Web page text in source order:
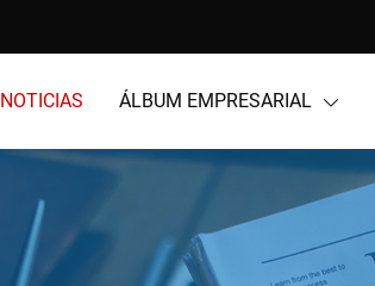
NOTICIAS ÁLBUM EMPRESARIAL